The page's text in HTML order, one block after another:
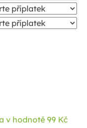
v hodnotě 99 Kč